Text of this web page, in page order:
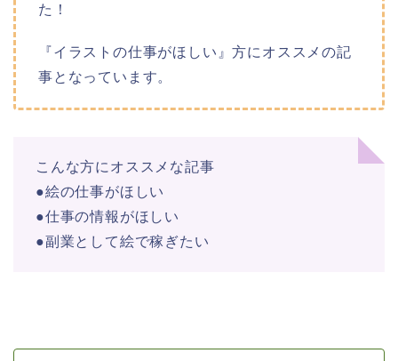
た！
『イラストの仕事がほしい』方にオススメの記
事となっています。
こんな方にオススメな記事
●絵の仕事がほしい
●仕事の情報がほしい
●副業として絵で稼ぎたい